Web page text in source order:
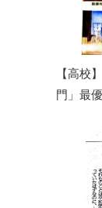
【高校
門」最